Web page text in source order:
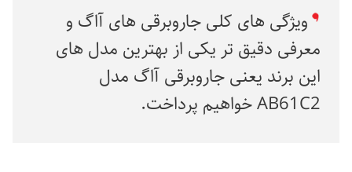
ویژگی ‌های کلی جاروبرقی‌ های آاگ و
معرفی دقیق ‌تر یکی از بهترین مدل ‌های
این برند یعنی جاروبرقی آاگ مدل
AB61C2 خواهیم پرداخت.